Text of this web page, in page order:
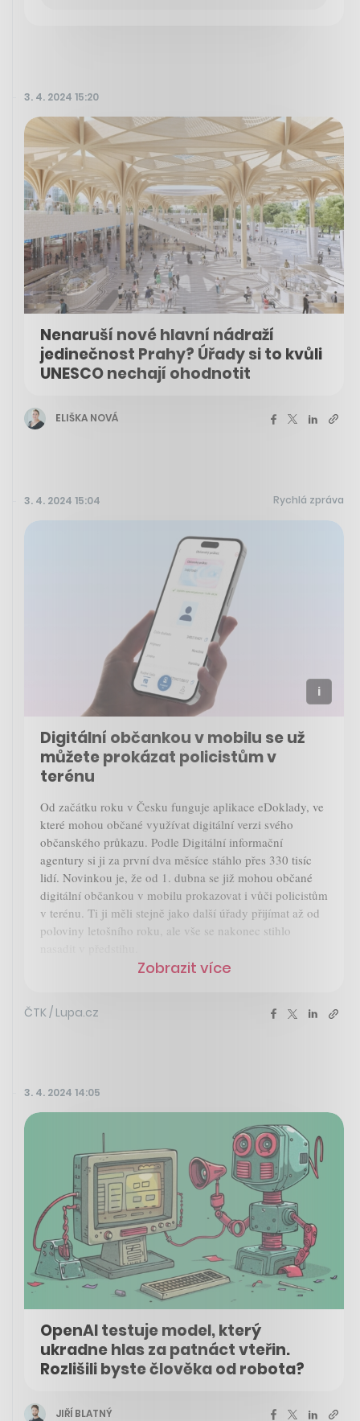
3. 4. 2024 15:20
Nenaruší nové hlavní nádraží
jedinečnost Prahy? Úřady si to kvůli
UNESCO nechají ohodnotit
ELIŠKA NOVÁ
3. 4. 2024 15:04 Rychlá zpráva
Digitální občankou v mobilu se už
můžete prokázat policistům v
terénu
Od začátku roku v Česku funguje aplikace eDoklady, ve
které mohou občané využívat digitální verzi svého
občanského průkazu. Podle Digitální informační
agentury si ji za první dva měsíce stáhlo přes 330 tisíc
lidí. Novinkou je, že od 1. dubna se již mohou občané
digitální občankou v mobilu prokazovat i vůči policistům
v terénu. Ti ji měli stejně jako další úřady přijímat až od
poloviny letošního roku, ale vše se nakonec stihlo
Zobrazit více
ČTK / Lupa.cz
3. 4. 2024 14:05
OpenAI testuje model, který
ukradne hlas za patnáct vteřin.
Rozlišili byste člověka od robota?
JIŘÍ BLATNÝ